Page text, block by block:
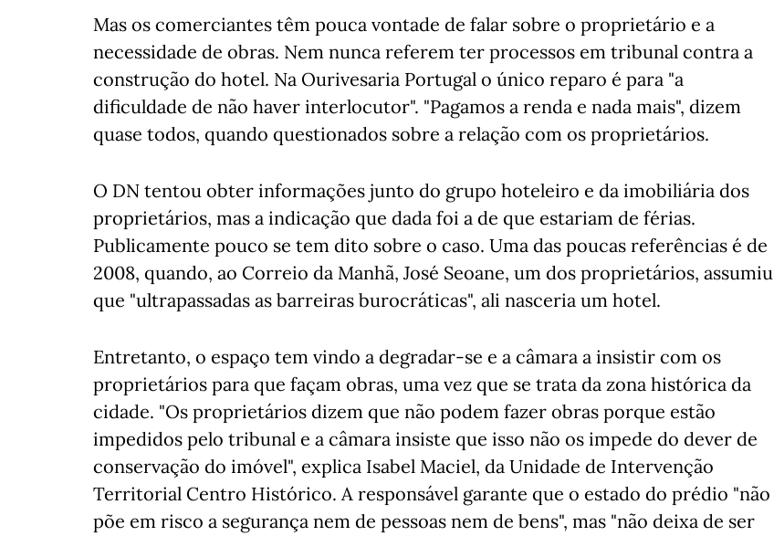
Mas os comerciantes têm pouca vontade de falar sobre o proprietário e a
necessidade de obras. Nem nunca referem ter processos em tribunal contra a
construção do hotel. Na Ourivesaria Portugal o único reparo é para "a
dificuldade de não haver interlocutor". "Pagamos a renda e nada mais", dizem
quase todos, quando questionados sobre a relação com os proprietários.
O DN tentou obter informações junto do grupo hoteleiro e da imobiliária dos
proprietários, mas a indicação que dada foi a de que estariam de férias.
Publicamente pouco se tem dito sobre o caso. Uma das poucas referências é de
2008, quando, ao Correio da Manhã, José Seoane, um dos proprietários, assumiu
que "ultrapassadas as barreiras burocráticas", ali nasceria um hotel.
Entretanto, o espaço tem vindo a degradar-se e a câmara a insistir com os
proprietários para que façam obras, uma vez que se trata da zona histórica da
cidade. "Os proprietários dizem que não podem fazer obras porque estão
impedidos pelo tribunal e a câmara insiste que isso não os impede do dever de
conservação do imóvel", explica Isabel Maciel, da Unidade de Intervenção
Territorial Centro Histórico. A responsável garante que o estado do prédio "não
põe em risco a segurança nem de pessoas nem de bens", mas "não deixa de ser